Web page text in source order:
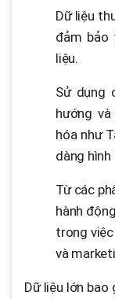
Dữ liệu
đảm bảo
liệu.
Sử dụng
hướng
hóa như
dàng
Từ các
hành
trong
và
Dữ liệu lớn